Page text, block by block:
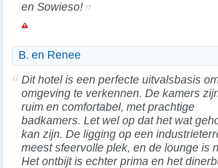
en Sowieso!
B. en Renee
Dit hotel is een perfecte uitvalsbasis
omgeving te verkennen. De kamers
ruim en comfortabel, met prachtige
badkamers. Let wel op dat het wat
kan zijn. De ligging op een
meest sfeervolle plek, en de lounge is
Het ontbijt is echter prima en het